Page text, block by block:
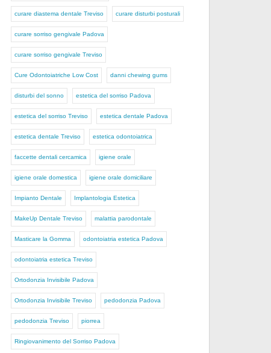
curare diastema dentale Treviso curare disturbi posturali
curare sorriso gengivale Padova
curare sorriso gengivale Treviso
Cure Odontoiatriche Low Cost danni chewing gums
disturbi del sonno estetica del sorriso Padova
estetica del sorriso Treviso estetica dentale Padova
estetica dentale Treviso estetica odontoiatrica
faccette dentali cercamica igiene orale
igiene orale domestica igiene orale domiciliare
Impianto Dentale Implantologia Estetica
MakeUp Dentale Treviso malattia parodontale
Masticare la Gomma odontoiatria estetica Padova
odontoiatria estetica Treviso
Ortodonzia Invisibile Padova
Ortodonzia Invisibile Treviso pedodonzia Padova
pedodonzia Treviso piorrea
Ringiovanimento del Sorriso Padova